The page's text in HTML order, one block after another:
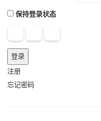
保持登录状态
登录
注册
忘记密码